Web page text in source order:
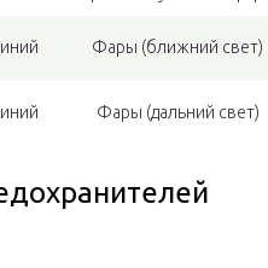
Фары (ближний свет)
Фары (дальний свет)